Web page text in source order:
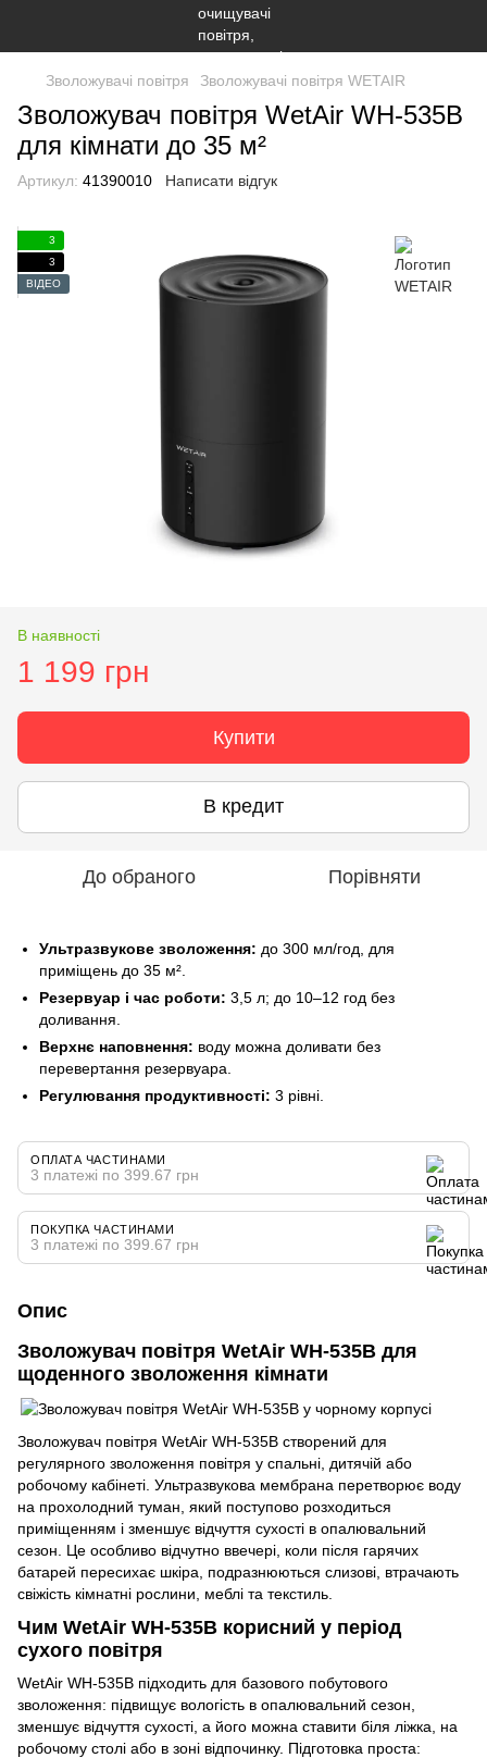
Зволожувачі повітря Зволожувачі повітря WETAIR
Зволожувач повітря WetAir WH-535B
для кімнати до 35 м²
Артикул: 41390010 Написати відгук
3
3
ВІДЕО
В наявності
1 199 грн
Купити
В кредит
До обраного Порівняти
Ультразвукове зволоження: до 300 мл/год, для
приміщень до 35 м².
Резервуар і час роботи: 3,5 л; до 10–12 год без
доливання.
Верхнє наповнення: воду можна доливати без
перевертання резервуара.
Регулювання продуктивності: 3 рівні.
ОПЛАТА ЧАСТИНАМИ
3 платежі по 399.67 грн
ПОКУПКА ЧАСТИНАМИ
3 платежі по 399.67 грн
Опис
Зволожувач повітря WetAir WH-535B для
щоденного зволоження кімнати
Зволожувач повітря WetAir WH-535B створений для
регулярного зволоження повітря у спальні, дитячій або
робочому кабінеті. Ультразвукова мембрана перетворює воду
на прохолодний туман, який поступово розходиться
приміщенням і зменшує відчуття сухості в опалювальний
сезон. Це особливо відчутно ввечері, коли після гарячих
батарей пересихає шкіра, подразнюються слизові, втрачають
свіжість кімнатні рослини, меблі та текстиль.
Чим WetAir WH-535B корисний у період
сухого повітря
WetAir WH-535B підходить для базового побутового
зволоження: підвищує вологість в опалювальний сезон,
зменшує відчуття сухості, а його можна ставити біля ліжка, на
робочому столі або в зоні відпочинку. Підготовка проста: